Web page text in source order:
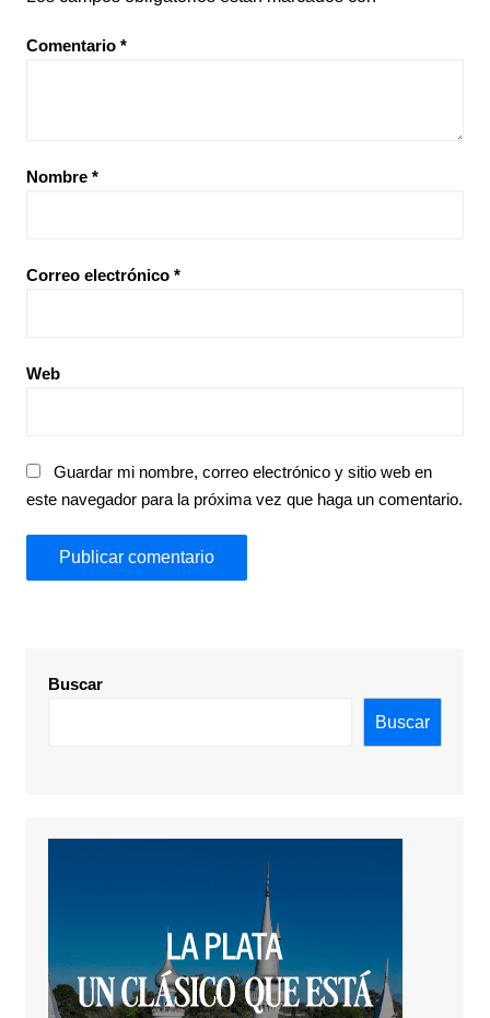
Comentario *
Nombre *
Correo electrónico *
Web
Guardar mi nombre, correo electrónico y sitio web en
este navegador para la próxima vez que haga un comentario.
Buscar
Buscar